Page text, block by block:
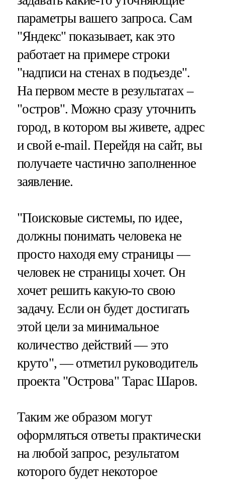
параметры вашего запроса. Сам
"Яндекс" показывает, как это
работает на примере строки
"надписи на стенах в подъезде".
На первом месте в результатах –
"остров". Можно сразу уточнить
город, в котором вы живете, адрес
и свой e-mail. Перейдя на сайт, вы
получаете частично заполненное
заявление.
"Поисковые системы, по идее,
должны понимать человека не
просто находя ему страницы —
человек не страницы хочет. Он
хочет решить какую-то свою
задачу. Если он будет достигать
этой цели за минимальное
количество действий — это
круто", — отметил руководитель
проекта "Острова" Тарас Шаров.
Таким же образом могут
оформляться ответы практически
на любой запрос, результатом
которого будет некоторое